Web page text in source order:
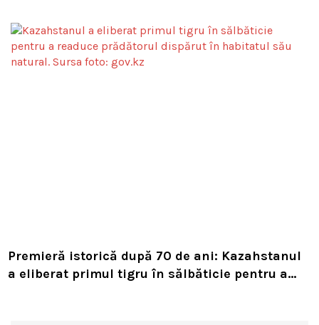
Premieră istorică după 70 de ani: Kazahstanul
a eliberat primul tigru în sălbăticie pentru a